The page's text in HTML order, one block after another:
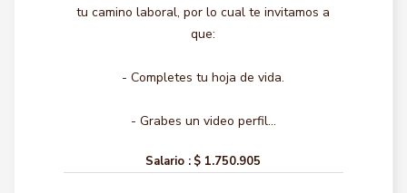
tu camino laboral, por lo cual te invitamos a
que:
- Completes tu hoja de vida.
- Grabes un video perfil...
Salario : $ 1.750.905